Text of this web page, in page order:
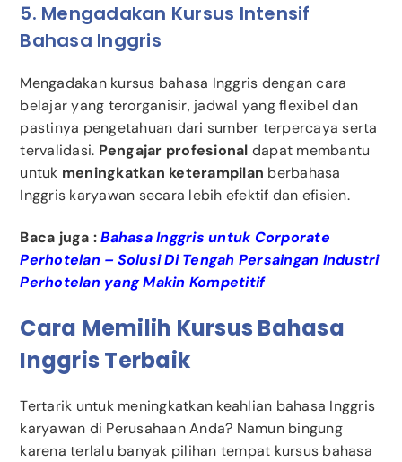
5. Mengadakan Kursus Intensif
Bahasa Inggris
Mengadakan kursus bahasa Inggris dengan cara
belajar yang terorganisir, jadwal yang flexibel dan
pastinya pengetahuan dari sumber terpercaya serta
tervalidasi. Pengajar profesional dapat membantu
untuk meningkatkan keterampilan berbahasa
Inggris karyawan secara lebih efektif dan efisien.
Baca juga :Bahasa Inggris untuk Corporate
Perhotelan – Solusi Di Tengah Persaingan Industri
Perhotelan yang Makin Kompetitif
Cara Memilih Kursus Bahasa
Inggris Terbaik
Tertarik untuk meningkatkan keahlian bahasa Inggris
karyawan di Perusahaan Anda? Namun bingung
karena terlalu banyak pilihan tempat kursus bahasa